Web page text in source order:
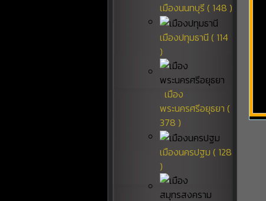
เมืองนนทบุรี ( 148 )
เมืองปทุมธานี ( 114
)
เมือง
พระนครศรีอยุธยา (
378 )
เมืองนครปฐม ( 128
)